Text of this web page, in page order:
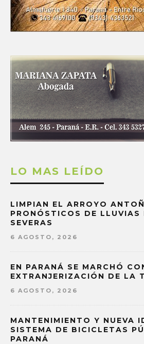
LO MAS LEÍDO
LIMPIAN EL ARROYO
PRONÓSTICOS DE LLUVIAS
SEVERAS
6 AGOSTO, 2026
EN PARANÁ SE MARCHÓ
EXTRANJERIZACIÓN DE LA
6 AGOSTO, 2026
MANTENIMIENTO Y NUEVA
SISTEMA DE BICICLETAS
PARANÁ